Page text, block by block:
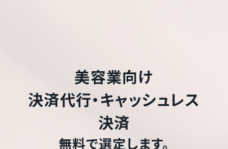
美容業向け
決済代行・キャッシュレス
決済
無料で選定します。